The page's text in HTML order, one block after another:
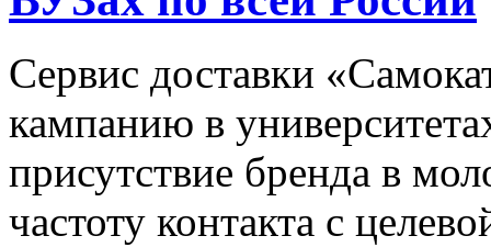
Сервис доставки
кампанию в
присутствие бренда в
частоту контакта с